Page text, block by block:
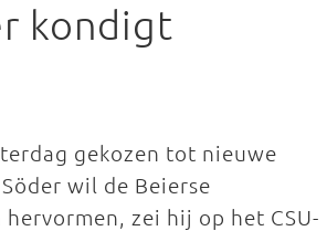
kondigt
gekozen tot nieuwe
wil de Beierse
zei hij op het CSU-